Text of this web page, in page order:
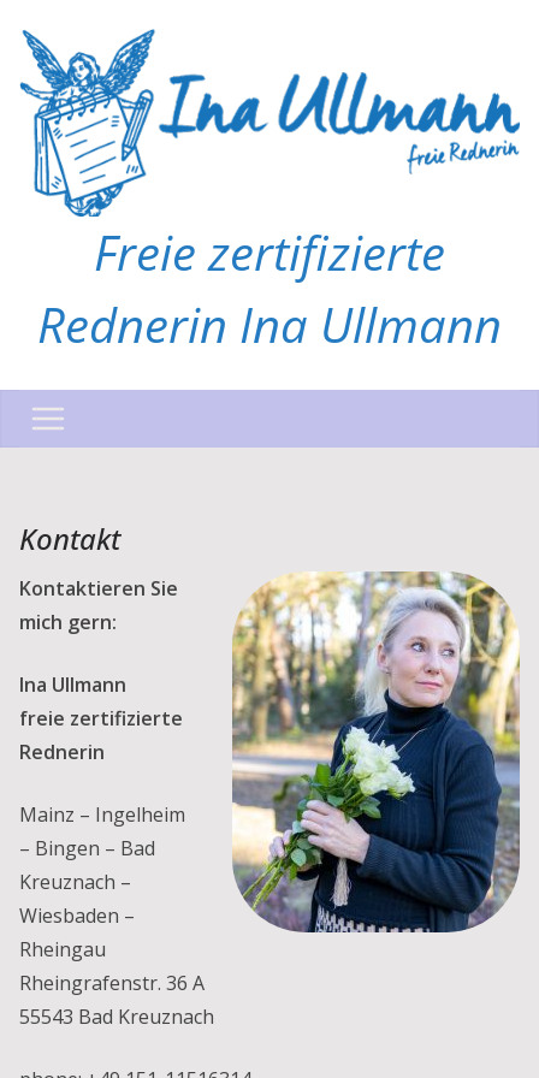
Inhalt
springen
Freie zertifizierte
Rednerin Ina Ullmann
Kontakt
Kontaktieren Sie
mich gern:
Ina Ullmann
freie zertifizierte
Rednerin
Mainz – Ingelheim
– Bingen – Bad
Kreuznach –
Wiesbaden –
Rheingau
Rheingrafenstr. 36 A
55543 Bad Kreuznach